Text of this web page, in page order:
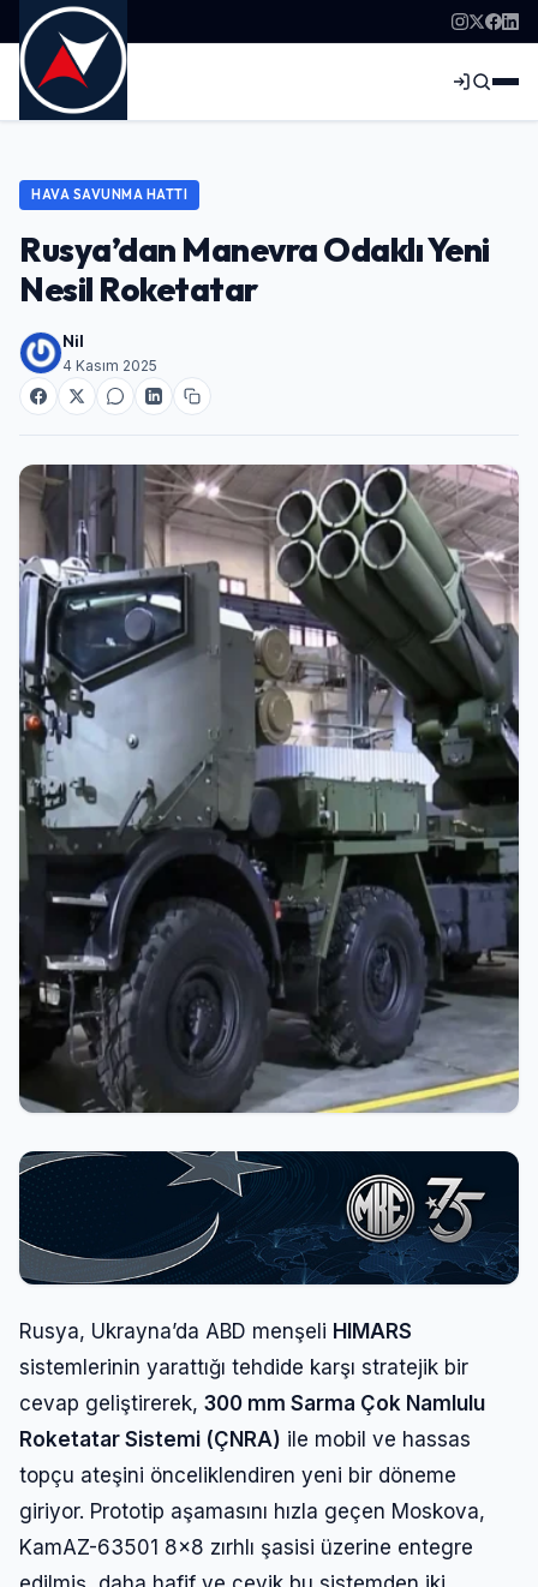
HAVA SAVUNMA HATTI
Rusya’dan Manevra Odaklı Yeni
Nesil Roketatar
Nil
4 Kasım 2025
Rusya, Ukrayna’da ABD menşeli HIMARS
sistemlerinin yarattığı tehdide karşı stratejik bir
cevap geliştirerek, 300 mm Sarma Çok Namlulu
Roketatar Sistemi (ÇNRA) ile mobil ve hassas
topçu ateşini önceliklendiren yeni bir döneme
giriyor. Prototip aşamasını hızla geçen Moskova,
KamAZ-63501 8×8 zırhlı şasisi üzerine entegre